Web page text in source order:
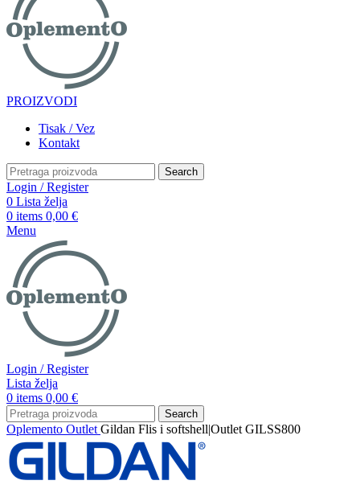
PROIZVODI
Tisak / Vez
Kontakt
Search
Login / Register
0 Lista želja
0 items 0,00 €
Menu
Login / Register
Lista želja
0 items 0,00 €
Search
Oplemento Outlet Gildan Flis i softshell|Outlet GILSS800